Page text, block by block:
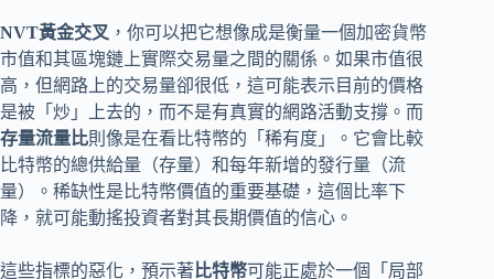
NVT黃金交叉 ，你可以把它想像成是衡量一個加密貨幣
市值和其區塊鏈上實際交易量之間的關係。如果市值很
高，但網路上的交易量卻很低，這可能表示目前的價格
是被「炒」上去的，而不是有真實的網路活動支撐。而
存量流量比則像是在看比特幣的「稀有度」。它會比較
比特幣的總供給量（存量）和每年新增的發行量（流
量）。稀缺性是比特幣價值的重要基礎，這個比率下
降，就可能動搖投資者對其長期價值的信心。
這些指標的惡化，預示著 比特幣可能正處於一個「局部